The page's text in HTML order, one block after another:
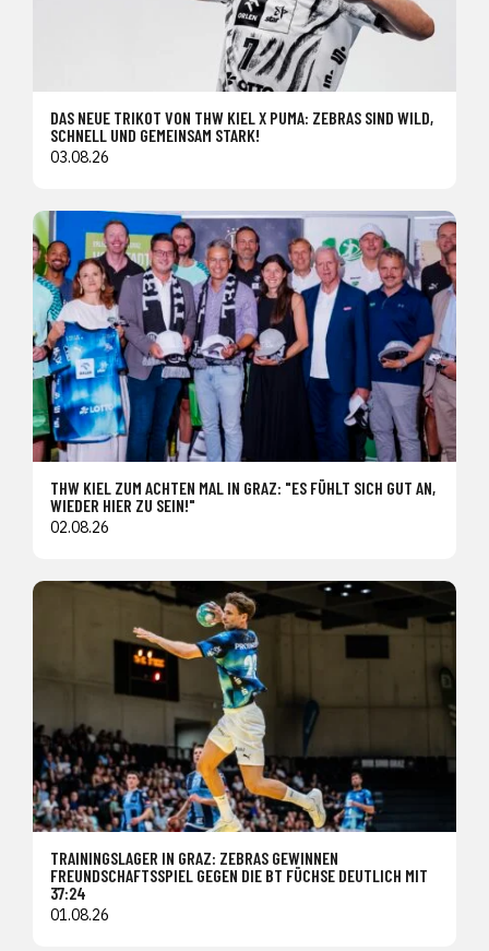
DAS NEUE TRIKOT VON THW KIEL X PUMA: ZEBRAS SIND WILD,
SCHNELL UND GEMEINSAM STARK!
03.08.26
THW KIEL ZUM ACHTEN MAL IN GRAZ: "ES FÜHLT SICH GUT AN,
WIEDER HIER ZU SEIN!"
02.08.26
TRAININGSLAGER IN GRAZ: ZEBRAS GEWINNEN
FREUNDSCHAFTSSPIEL GEGEN DIE BT FÜCHSE DEUTLICH MIT
37:24
01.08.26